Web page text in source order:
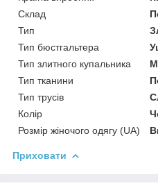
Склад
Тип
Тип бюстгальтера
Тип злитного купальника
Тип тканини
Тип трусів
Колір
Розмір жіночого одягу (UA)
Приховати